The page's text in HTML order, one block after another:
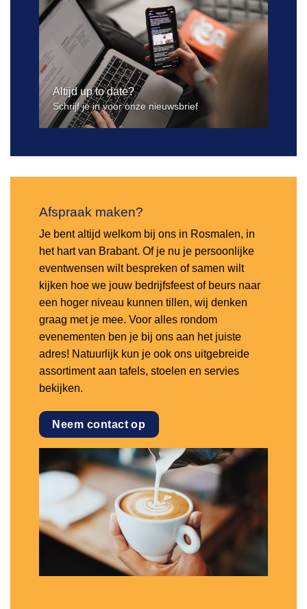
Altijd up to date?
Schrijf je in voor onze nieuwsbrief
Afspraak maken?
Je bent altijd welkom bij ons in Rosmalen, in
het hart van Brabant. Of je nu je persoonlijke
eventwensen wilt bespreken of samen wilt
kijken hoe we jouw bedrijfsfeest of beurs naar
een hoger niveau kunnen tillen, wij denken
graag met je mee. Voor alles rondom
evenementen ben je bij ons aan het juiste
adres! Natuurlijk kun je ook ons uitgebreide
assortiment aan tafels, stoelen en servies
bekijken.
Neem contact op